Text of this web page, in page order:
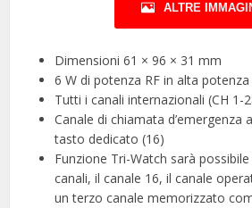
ALTRE
Dimensioni 61 × 96 × 31 mm
6 W di potenza RF in alta
Tutti i canali internazionali (CH 1-
Canale di chiamata d’emergenza
tasto dedicato (16)
Funzione Tri-Watch sarà
canali, il canale 16, il canale
un terzo canale memorizzato